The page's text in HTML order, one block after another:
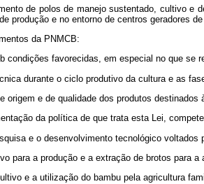
de polos de manejo sustentado, cultivo e
produção e no entorno de centros geradores
da PNMCB:
condições favorecidas, em especial no que se
durante o ciclo produtivo da cultura e as
origem e de qualidade dos produtos destinados
da política de que trata esta Lei,
e o desenvolvimento tecnológico
para a produção e a extração de brotos para a
e a utilização do bambu pela agricultura